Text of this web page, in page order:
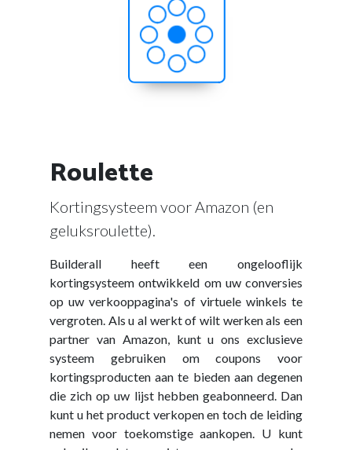
Roulette
Kortingsysteem voor Amazon (en
geluksroulette).
Builderall heeft een ongelooflijk
kortingsysteem ontwikkeld om uw conversies
op uw verkooppagina's of virtuele winkels te
vergroten. Als u al werkt of wilt werken als een
partner van Amazon, kunt u ons exclusieve
systeem gebruiken om coupons voor
kortingsproducten aan te bieden aan degenen
die zich op uw lijst hebben geabonneerd. Dan
kunt u het product verkopen en toch de leiding
nemen voor toekomstige aankopen. U kunt